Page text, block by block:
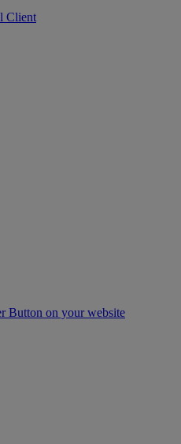
Client
Button on your website